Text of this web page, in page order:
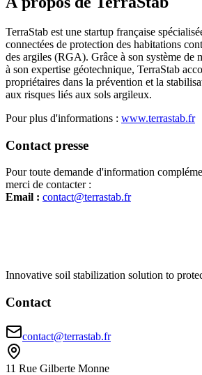
TerraStab est une startup française
connectées de protection des habitations
des argiles (RGA). Grâce à son système de
à son expertise géotechnique, TerraStab
propriétaires dans la prévention et la
aux risques liés aux sols argileux.
Pour plus d'informations : www.terrastab.fr
Contact presse
Pour toute demande d'information
merci de contacter :
Email : contact@terrastab.fr
Innovative soil stabilization solution to
Contact
contact@terrastab.fr
11 Rue Gilberte Monne